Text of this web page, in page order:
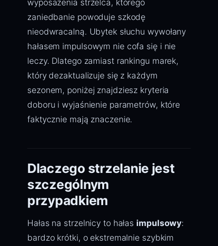
wyposażenia strzelca, którego
zaniedbanie powoduje szkodę
nieodwracalną. Ubytek słuchu wywołany
hałasem impulsowym nie cofa się i nie
leczy. Dlatego zamiast rankingu marek,
który dezaktualizuje się z każdym
sezonem, poniżej znajdziesz kryteria
doboru i wyjaśnienie parametrów, które
faktycznie mają znaczenie.
Dlaczego strzelanie jest
szczególnym
przypadkiem
Hałas na strzelnicy to hałas impulsowy:
bardzo krótki, o ekstremalnie szybkim